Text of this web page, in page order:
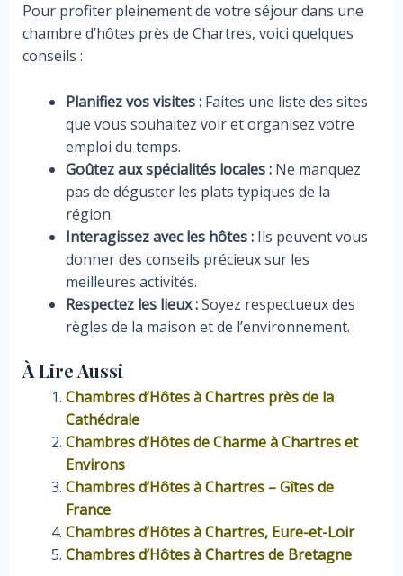
Pour profiter pleinement de votre séjour dans une
chambre d’hôtes près de Chartres, voici quelques
conseils :
Planifiez vos visites :Faites une liste des sites
que vous souhaitez voir et organisez votre
emploi du temps.
Goûtez aux spécialités locales :Ne manquez
pas de déguster les plats typiques de la
région.
Interagissez avec les hôtes :Ils peuvent vous
donner des conseils précieux sur les
meilleures activités.
Respectez les lieux :Soyez respectueux des
règles de la maison et de l’environnement.
À Lire Aussi
Chambres d’Hôtes à Chartres près de la
Cathédrale
Chambres d’Hôtes de Charme à Chartres et
Environs
Chambres d’Hôtes à Chartres – Gîtes de
France
Chambres d’Hôtes à Chartres, Eure-et-Loir
Chambres d’Hôtes à Chartres de Bretagne